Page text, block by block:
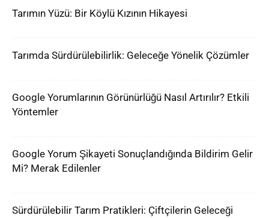
Tarımın Yüzü: Bir Köylü Kızının Hikayesi
Tarımda Sürdürülebilirlik: Geleceğe Yönelik Çözümler
Google Yorumlarının Görünürlüğü Nasıl Artırılır? Etkili
Yöntemler
Google Yorum Şikayeti Sonuçlandığında Bildirim Gelir
Mi? Merak Edilenler
Sürdürülebilir Tarım Pratikleri: Çiftçilerin Geleceği